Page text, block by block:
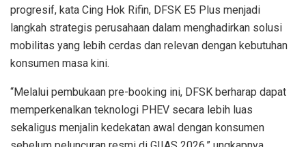
progresif, kata Cing Hok Rifin, DFSK E5 Plus menjadi
langkah strategis perusahaan dalam menghadirkan solusi
mobilitas yang lebih cerdas dan relevan dengan kebutuhan
konsumen masa kini.
“Melalui pembukaan pre-booking ini, DFSK berharap dapat
memperkenalkan teknologi PHEV secara lebih luas
sekaligus menjalin kedekatan awal dengan konsumen